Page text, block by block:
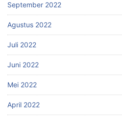
September 2022
Agustus 2022
Juli 2022
Juni 2022
Mei 2022
April 2022